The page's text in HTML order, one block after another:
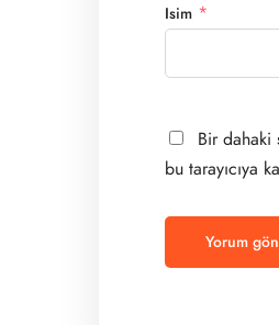
Isim *
Bir dahaki
bu tarayıcıya